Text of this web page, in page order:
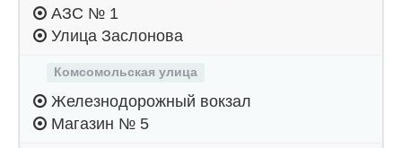
АЗС № 1
Улица Заслонова
Комсомольская улица
Железнодорожный вокзал
Магазин № 5